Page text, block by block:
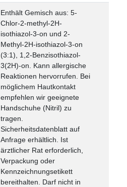
Enthält Gemisch aus: 5-
Chlor-2-methyl-2H-
isothiazol-3-on und 2-
Methyl-2H-isothiazol-3-on
(3:1), 1,2-Benzisothiazol-
3(2H)-on. Kann allergische
Reaktionen hervorrufen. Bei
möglichem Hautkontakt
empfehlen wir geeignete
Handschuhe (Nitril) zu
tragen.
Sicherheitsdatenblatt auf
Anfrage erhältlich. Ist
ärztlicher Rat erforderlich,
Verpackung oder
Kennzeichnungsetikett
bereithalten. Darf nicht in